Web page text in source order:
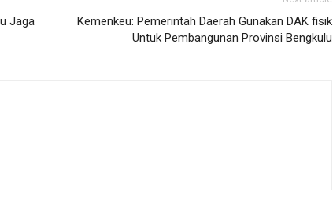
Jaga
Kemenkeu: Pemerintah Daerah Gunakan DAK fisik
Untuk Pembangunan Provinsi Bengkulu